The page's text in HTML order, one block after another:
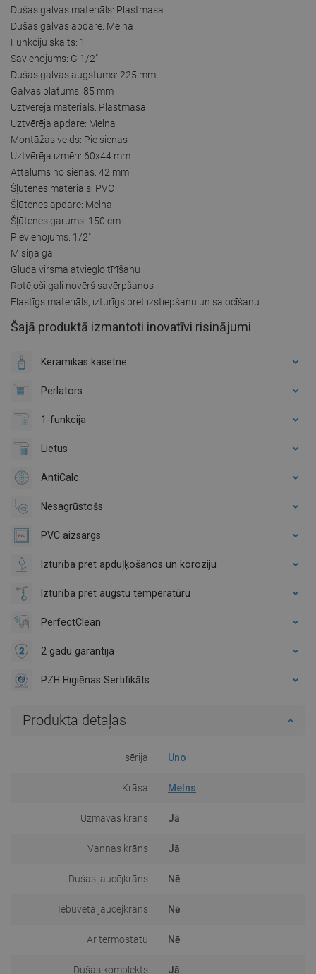
Dušas galvas materiāls: Plastmasa
Dušas galvas apdare: Melna
Funkciju skaits: 1
Savienojums: G 1/2"
Dušas galvas augstums: 225 mm
Galvas platums: 85 mm
Uztvērēja materiāls: Plastmasa
Uztvērēja apdare: Melna
Montāžas veids: Pie sienas
Uztvērēja izmēri: 60x44 mm
Attālums no sienas: 42 mm
Šļūtenes materiāls: PVC
Šļūtenes apdare: Melna
Šļūtenes garums: 150 cm
Pievienojums: 1/2"
Misiņa gali
Gluda virsma atvieglo tīrīšanu
Rotējoši gali novērš savērpšanos
Elastīgs materiāls, izturīgs pret izstiepšanu un salocīšanu
Šajā produktā izmantoti inovatīvi risinājumi
Keramikas kasetne
Perlators
1-funkcija
Lietus
AntiCalc
Nesagrūstošs
PVC aizsargs
Izturība pret apduļķošanos un koroziju
Izturība pret augstu temperatūru
PerfectClean
2 gadu garantija
PZH Higiēnas Sertifikāts
Produkta detaļas
sērija Uno
Krāsa Melns
Uzmavas krāns Jā
Vannas krāns Jā
Dušas jaucējkrāns Nē
Iebūvēta jaucējkrāns Nē
Ar termostatu Nē
Dušas komplekts Jā